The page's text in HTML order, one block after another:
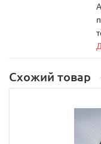
Схожий товар